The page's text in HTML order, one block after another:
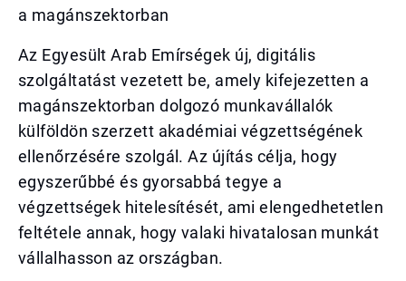
a magánszektorban
Az Egyesült Arab Emírségek új, digitális
szolgáltatást vezetett be, amely kifejezetten a
magánszektorban dolgozó munkavállalók
külföldön szerzett akadémiai végzettségének
ellenőrzésére szolgál. Az újítás célja, hogy
egyszerűbbé és gyorsabbá tegye a
végzettségek hitelesítését, ami elengedhetetlen
feltétele annak, hogy valaki hivatalosan munkát
vállalhasson az országban.